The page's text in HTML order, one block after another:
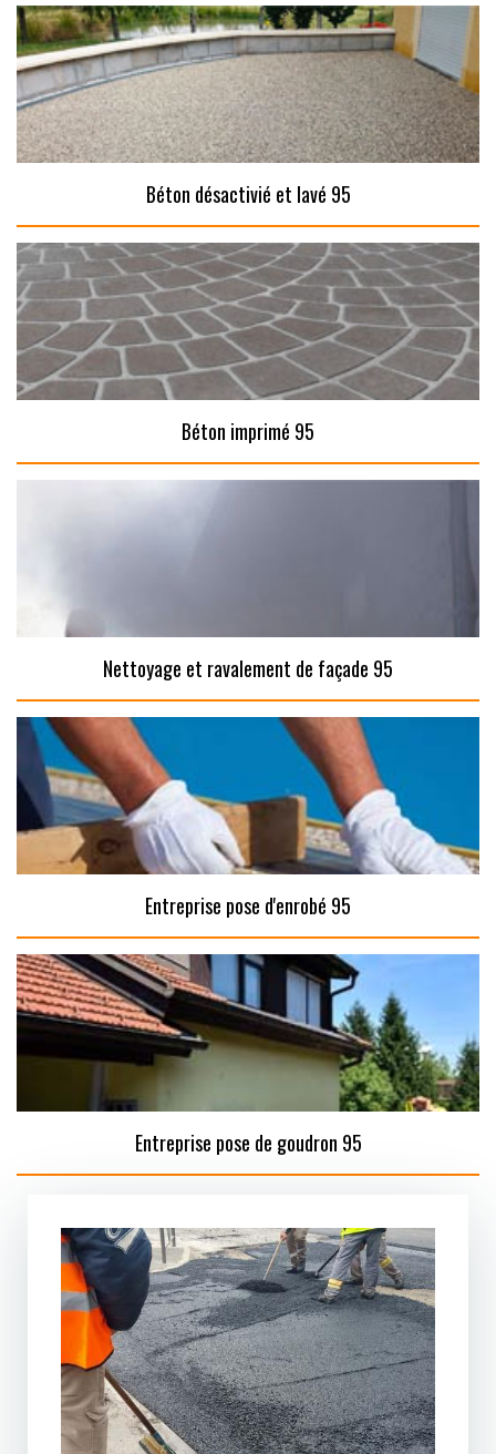
Béton désactivié et lavé 95
Béton imprimé 95
Nettoyage et ravalement de façade 95
Entreprise pose d'enrobé 95
Entreprise pose de goudron 95